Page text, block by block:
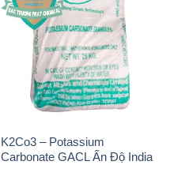
K2Co3 – Potassium
Carbonate GACL Ấn Độ India